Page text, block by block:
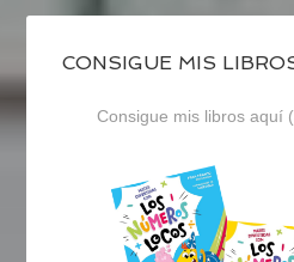
CONSIGUE MIS
Consigue mis libros aquí